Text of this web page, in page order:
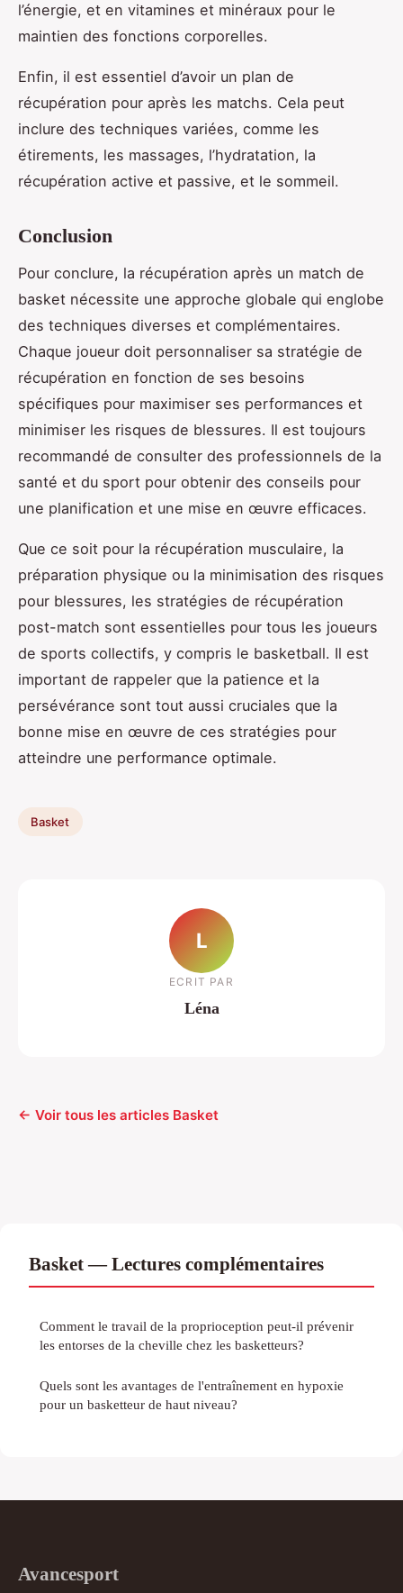
l’énergie, et en vitamines et minéraux pour le
maintien des fonctions corporelles.
Enfin, il est essentiel d’avoir un plan de
récupération pour après les matchs. Cela peut
inclure des techniques variées, comme les
étirements, les massages, l’hydratation, la
récupération active et passive, et le sommeil.
Conclusion
Pour conclure, la récupération après un match de
basket nécessite une approche globale qui englobe
des techniques diverses et complémentaires.
Chaque joueur doit personnaliser sa stratégie de
récupération en fonction de ses besoins
spécifiques pour maximiser ses performances et
minimiser les risques de blessures. Il est toujours
recommandé de consulter des professionnels de la
santé et du sport pour obtenir des conseils pour
une planification et une mise en œuvre efficaces.
Que ce soit pour la récupération musculaire, la
préparation physique ou la minimisation des risques
pour blessures, les stratégies de récupération
post-match sont essentielles pour tous les joueurs
de sports collectifs, y compris le basketball. Il est
important de rappeler que la patience et la
persévérance sont tout aussi cruciales que la
bonne mise en œuvre de ces stratégies pour
atteindre une performance optimale.
Basket
L
ECRIT PAR
Léna
← Voir tous les articles Basket
Basket — Lectures complémentaires
Comment le travail de la proprioception peut-il prévenir
les entorses de la cheville chez les basketteurs?
Quels sont les avantages de l'entraînement en hypoxie
pour un basketteur de haut niveau?
Avancesport